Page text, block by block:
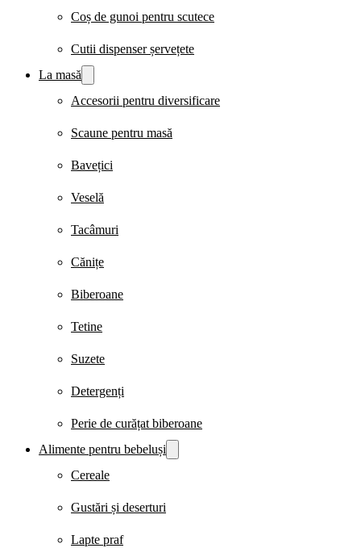
Coș de gunoi pentru scutece
Cutii dispenser șervețete
La masă
Accesorii pentru diversificare
Scaune pentru masă
Bavețici
Veselă
Tacâmuri
Cănițe
Biberoane
Tetine
Suzete
Detergenți
Perie de curățat biberoane
Alimente pentru bebeluși
Cereale
Gustări și deserturi
Lapte praf